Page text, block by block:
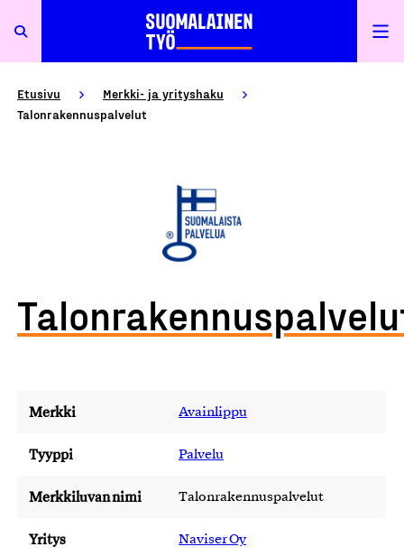
Etusivu
Merkki- ja yrityshaku
Talonrakennuspalvelut
Merkki Avainlippu
Tyyppi Palvelu
Merkkiluvan nimi Talonrakennuspalvelut
Yritys Naviser Oy